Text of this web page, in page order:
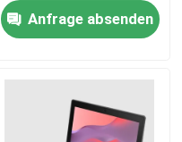
Anfrage absenden